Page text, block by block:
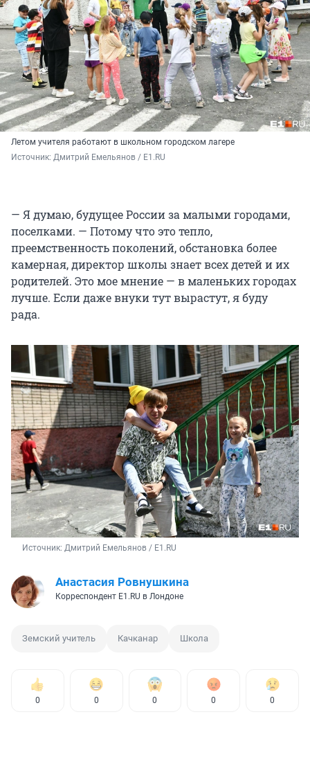
Летом учителя работают в школьном городском лагере
Источник: Дмитрий Емельянов / E1.RU
— Я думаю, будущее России за малыми городами,
поселками. — Потому что это тепло,
преемственность поколений, обстановка более
камерная, директор школы знает всех детей и их
родителей. Это мое мнение — в маленьких городах
лучше. Если даже внуки тут вырастут, я буду
рада.
Источник: Дмитрий Емельянов / E1.RU
Анастасия Ровнушкина
Корреспондент E1.RU в Лондоне
Земский учитель Качканар Школа
0 0 0 0 0